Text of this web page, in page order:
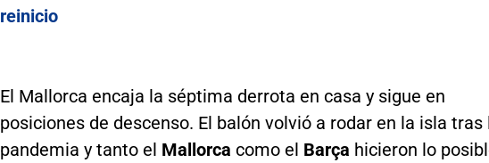
reinicio
El Mallorca encaja la séptima derrota en casa y sigue en
posiciones de descenso. El balón volvió a rodar en la isla tras
pandemia y tanto el Mallorca como el Barça hicieron lo